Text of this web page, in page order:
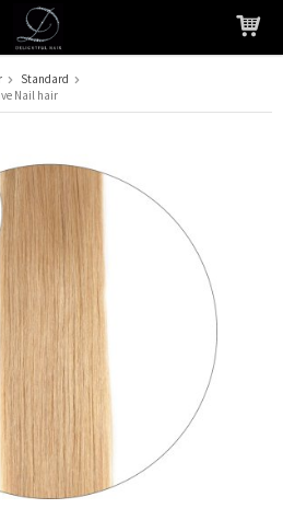
blivit tillagd i varukorgen
Standard
Nail hair